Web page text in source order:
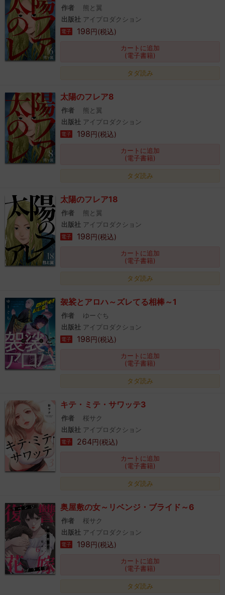
作者
熊と翼
出版社 アイプロダクション
電子 198円(税込)
カートに追加
(電子書籍)
タダ読み
太陽のフレア8
作者
熊と翼
出版社 アイプロダクション
電子 198円(税込)
カートに追加
(電子書籍)
タダ読み
太陽のフレア18
作者
熊と翼
出版社 アイプロダクション
電子 198円(税込)
カートに追加
(電子書籍)
タダ読み
袈裟とアロハ～ズレてる相棒～1
作者
ゆーぐち
出版社 アイプロダクション
電子 198円(税込)
カートに追加
(電子書籍)
タダ読み
キテ・ミテ・サワッテ3
作者
桜サク
出版社 アイプロダクション
電子 264円(税込)
カートに追加
(電子書籍)
タダ読み
奥屋敷の女～リベンジ・ブライド～6
作者
桜サク
出版社 アイプロダクション
電子 198円(税込)
カートに追加
(電子書籍)
タダ読み